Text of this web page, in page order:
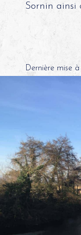
Sornin ainsi
Dernière mise